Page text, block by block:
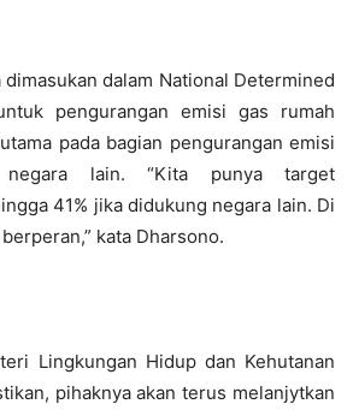
dimasukan dalam National Determined
pengurangan emisi gas rumah
pada bagian pengurangan emisi
negara lain. “Kita punya target
41% jika didukung negara lain. Di
kata Dharsono.
Lingkungan Hidup dan Kehutanan
pihaknya akan terus melanjytkan